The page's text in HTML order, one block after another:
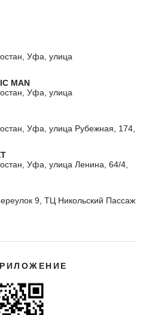
Уфа, улица
MAN
Уфа, улица
Уфа, улица Рубежная, 174,
Уфа, улица Ленина, 64/4,
9, ТЦ Никольский Пассаж